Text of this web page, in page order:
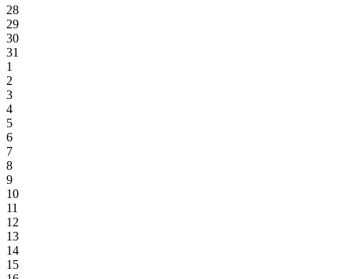
28
29
30
31
1
2
3
4
5
6
7
8
9
10
11
12
13
14
15